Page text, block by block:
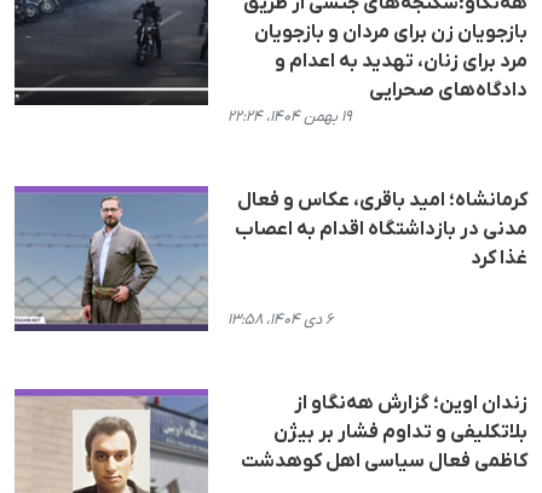
بازجویان زن برای مردان و بازجویان
مرد برای زنان، تهدید به اعدام و
دادگاه‌های صحرایی
۱۹ بهمن ۱۴۰۴، ۲۲:۲۴
کرمانشاه؛ امید باقری، عکاس و فعال
مدنی در بازداشتگاه اقدام به اعصاب
غذا کرد
۶ دی ۱۴۰۴، ۱۳:۵۸
زندان اوین؛ گزارش هه‌نگاو از
بلاتکلیفی و تداوم فشار بر بیژن
کاظمی فعال سیاسی اهل کوهدشت